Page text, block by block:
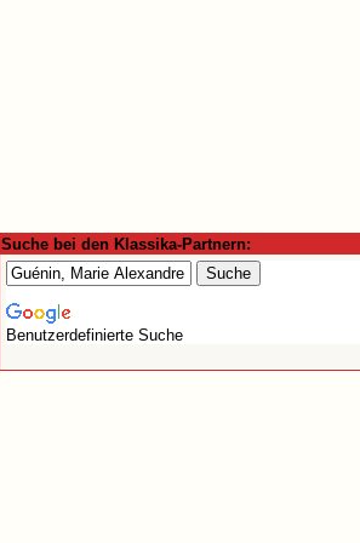
Suche bei den Klassika-Partnern:
Benutzerdefinierte Suche